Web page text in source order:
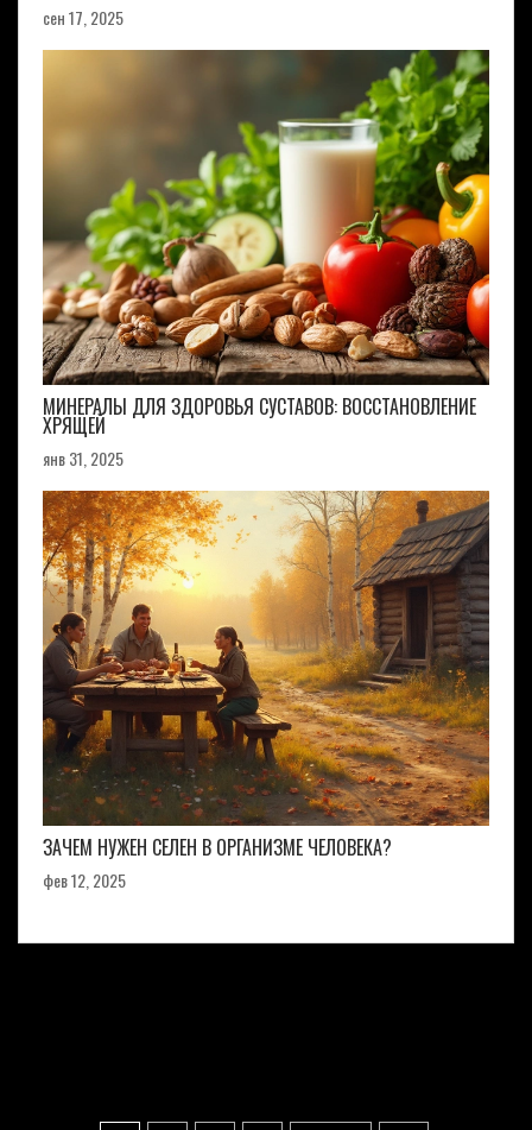
сен 17, 2025
МИНЕРАЛЫ ДЛЯ ЗДОРОВЬЯ СУСТАВОВ: ВОССТАНОВЛЕНИЕ
ХРЯЩЕЙ
янв 31, 2025
ЗАЧЕМ НУЖЕН СЕЛЕН В ОРГАНИЗМЕ ЧЕЛОВЕКА?
фев 12, 2025